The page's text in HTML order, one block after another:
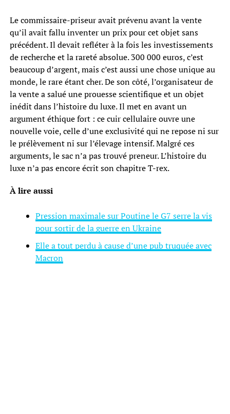
Le commissaire-priseur avait prévenu avant la vente
qu’il avait fallu inventer un prix pour cet objet sans
précédent. Il devait refléter à la fois les investissements
de recherche et la rareté absolue. 300 000 euros, c’est
beaucoup d’argent, mais c’est aussi une chose unique au
monde, le rare étant cher. De son côté, l’organisateur de
la vente a salué une prouesse scientifique et un objet
inédit dans l’histoire du luxe. Il met en avant un
argument éthique fort : ce cuir cellulaire ouvre une
nouvelle voie, celle d’une exclusivité qui ne repose ni sur
le prélèvement ni sur l’élevage intensif. Malgré ces
arguments, le sac n’a pas trouvé preneur. L’histoire du
luxe n’a pas encore écrit son chapitre T-rex.
À lire aussi
Pression maximale sur Poutine le G7 serre la vis
pour sortir de la guerre en Ukraine
Elle a tout perdu à cause d’une pub truquée avec
Macron